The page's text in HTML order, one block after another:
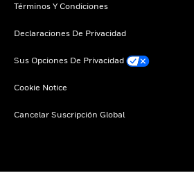
Términos Y Condiciones
Declaraciones De Privacidad
Sus Opciones De Privacidad
Cookie Notice
Cancelar Suscripción Global